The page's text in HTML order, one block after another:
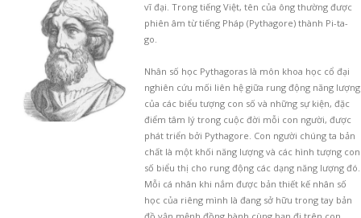
vĩ đại. Trong tiếng Việt, tên của ông thường được
phiên âm từ tiếng Pháp (Pythagore) thành Pi-ta-
go.
Nhân số học Pythagoras là môn khoa học cổ đại
nghiên cứu mối liên hệ giữa rung động năng lượng
của các biểu tượng con số và những sự kiện, đặc
điểm tâm lý trong cuộc đời mỗi con người, được
phát triển bởi Pythagore. Con người chúng ta bản
chất là một khối năng lượng và các hình tượng con
số biểu thị cho rung động các dạng năng lượng đó.
Mỗi cá nhân khi nắm được bản thiết kế nhân số
học của riêng mình là đang sở hữu trong tay bản